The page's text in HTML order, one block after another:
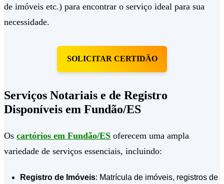
de imóveis etc.) para encontrar o serviço ideal para sua
necessidade.
SOLICITAR CERTIDÃO
Serviços Notariais e de Registro
Disponíveis em Fundão/ES
Os cartórios em Fundão/ES oferecem uma ampla
variedade de serviços essenciais, incluindo:
Registro de Imóveis: Matrícula de imóveis, registros de